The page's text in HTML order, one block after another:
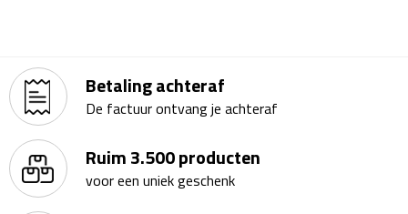
Cocktailglazen
Wijnglazen
Koffieglazen
Betaling achteraf
De factuur ontvang je achteraf
Ruim 3.500 producten
voor een uniek geschenk